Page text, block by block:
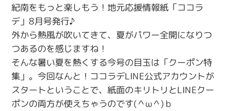
紀南をもっと楽しもう！地元応援情報紙「ココラ
デ」8月号発行♪
外から熱風が吹いてきて、夏がパワー全開になりつ
つあるのを感じますね！
そんな暑い夏を熱くする今号の目玉は「クーポン特
集」。今回なんと！ココラデLINE公式アカウントが
スタートということで、紙面のキリトリとLINEクー
ポンの両方が使えちゃうのです(＾ω＾)ｂ